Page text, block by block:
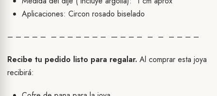
Aplicaciones: Circon rosado biselado
– – – – – – – – – – – – — – – – – – – – – –
Recibe tu pedido listo para regalar. Al comprar esta joya
recibirá: